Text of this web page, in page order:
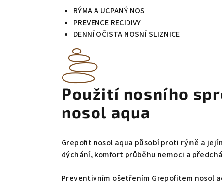
RÝMA A UCPANÝ NOS
PREVENCE RECIDIVY
DENNÍ OČISTA NOSNÍ SLIZNICE
Použití nosního
nosol aqua
Grepofit nosol aqua působí proti rýmě a
dýchání, komfort průběhu nemoci a
Preventivním ošetřením Grepofitem nosol